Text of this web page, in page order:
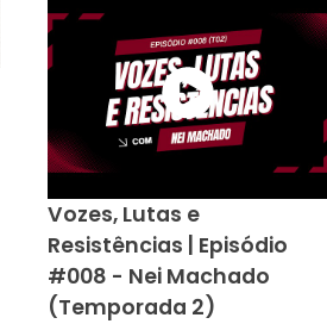
Vozes, Lutas e
Resistências | Episódio
#008 - Nei Machado
(Temporada 2)